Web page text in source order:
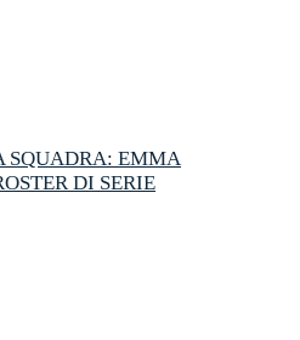
SQUADRA: EMMA
DI SERIE